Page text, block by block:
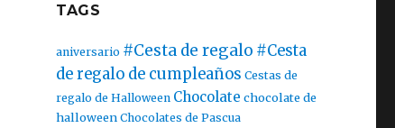
TAGS
aniversario #Cesta de regalo #Cesta
de regalo de cumpleaños Cestas de
regalo de Halloween Chocolate chocolate de
halloween Chocolates de Pascua